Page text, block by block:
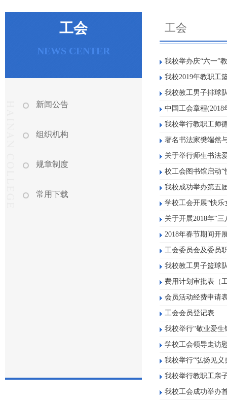
工会
NEWS CENTER
新闻公告
组织机构
规章制度
常用下载
工会
我校举办庆“六一”
我校2019年教职工
我校教工男子排球
中国工会章程
我校举行教职工师
著名书法家樊端然
关于举行师生书法
校工会图书馆启动
我校成功举办第五
学校工会开展“快
关于开展2018年“
2018年春节期间开
工会委员会及委员
我校教工男子篮球
费用计划审批表（
会员活动经费申请
工会会员登记表
我校举行“敬业爱
学校工会领导走访
我校举行“弘扬见
我校举行教职工亲
我校工会成功举办